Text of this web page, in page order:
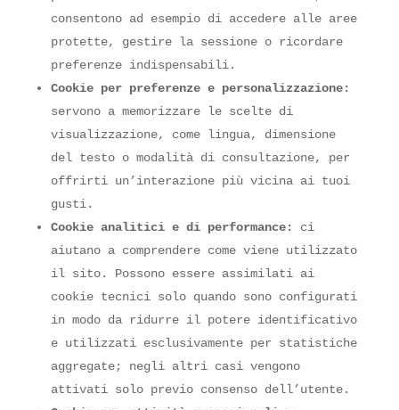
consentono ad esempio di accedere alle aree
protette, gestire la sessione o ricordare
preferenze indispensabili.
Cookie per preferenze e personalizzazione:
servono a memorizzare le scelte di
visualizzazione, come lingua, dimensione
del testo o modalità di consultazione, per
offrirti un’interazione più vicina ai tuoi
gusti.
Cookie analitici e di performance: ci
aiutano a comprendere come viene utilizzato
il sito. Possono essere assimilati ai
cookie tecnici solo quando sono configurati
in modo da ridurre il potere identificativo
e utilizzati esclusivamente per statistiche
aggregate; negli altri casi vengono
attivati solo previo consenso dell’utente.